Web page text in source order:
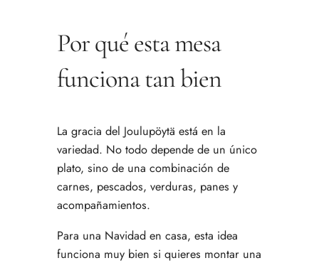
Por qué esta mesa
funciona tan bien
La gracia del Joulupöytä está en la
variedad. No todo depende de un único
plato, sino de una combinación de
carnes, pescados, verduras, panes y
acompañamientos.
Para una Navidad en casa, esta idea
funciona muy bien si quieres montar una